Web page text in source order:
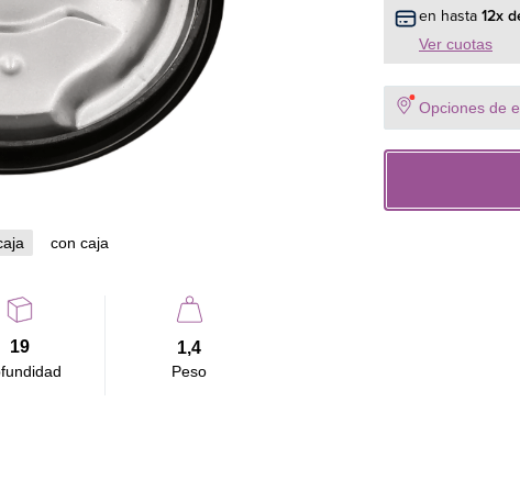
con caja
19 1,4
Peso
en hasta 12x
Ver cuotas
Opciones de